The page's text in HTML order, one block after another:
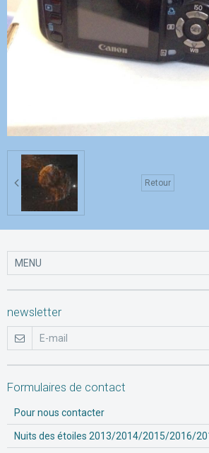
Retour
newsletter
Formulaires de contact
Pour nous contacter
Nuits des étoiles 2013/2014/2015/2016/